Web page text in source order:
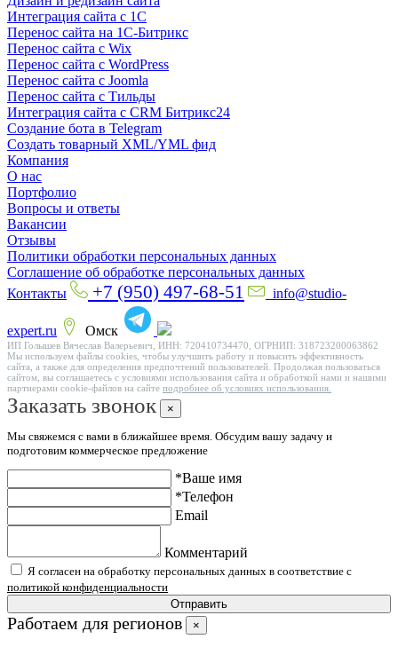
Интеграция сайта с 1С
Перенос сайта на 1С-Битрикс
Перенос сайта с Wix
Перенос сайта с WordPress
Перенос сайта с Joomla
Перенос сайта с Тильды
Интеграция сайта с CRM Битрикс24
Создание бота в Telegram
Создать товарный XML/YML фид
Компания
О нас
Портфолио
Вопросы и ответы
Вакансии
Отзывы
Политики обработки персональных данных
Соглашение об обработке персональных данных
Контакты
+7 (950) 497-68-51 info@studio-
expert.ru Омск
ИП Голышев Вячеслав Валерьевич, ИНН: 720410734470, ОГРНИП: 318723200063862
Мы используем файлы cookies, чтобы улучшить работу и повысить эффективность
сайта, а также для определения предпочтений пользователей. Продолжая пользоваться
сайтом, вы соглашаетесь с условиями использования сайта и обработкой нами и нашими
партнерами cookie-файлов на сайте подробнее об условиях использования.
Заказать звонок ×
Мы свяжемся с вами в ближайшее время. Обсудим вашу задачу и
подготовим коммерческое предложение
*Ваше имя
*Телефон
Email
Комментарий
Я согласен на обработку персональных данных в соответствие с
политикой конфиденциальности
Отправить
Работаем для регионов ×